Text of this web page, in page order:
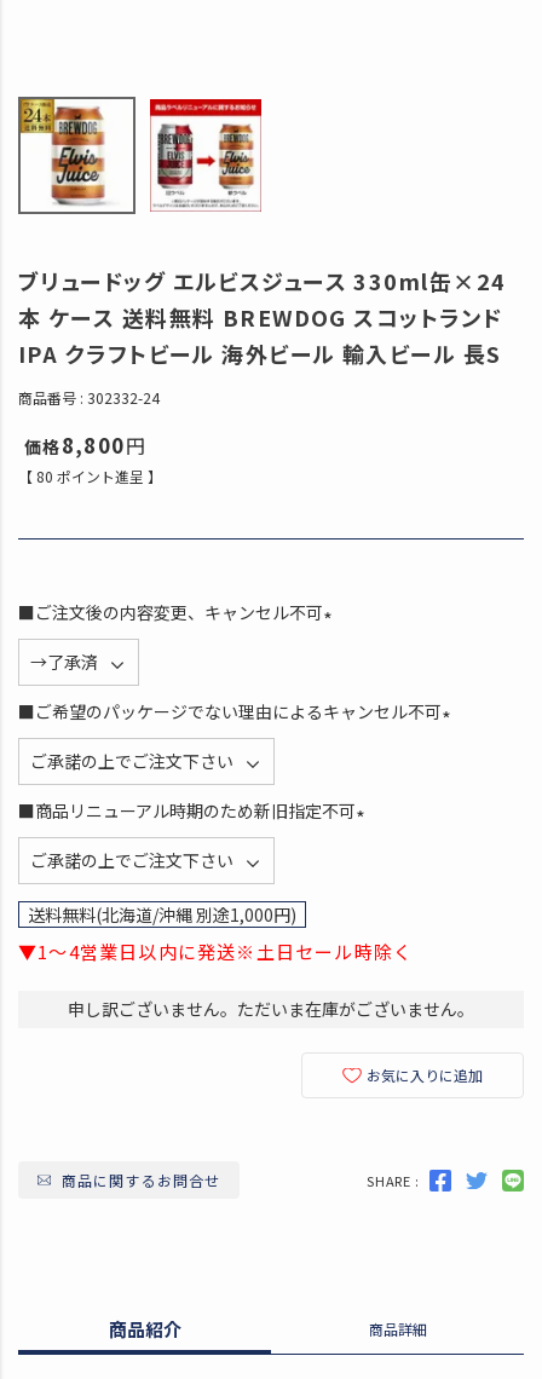
ブリュードッグ エルビスジュース 330ml缶×24
本 ケース 送料無料 BREWDOG スコットランド
IPA クラフトビール 海外ビール 輸入ビール 長S
商品番号 302332-24
8,800
【 80 ポイント進呈 】
■ご注文後の内容変更、キャンセル不可
須
■ご希望のパッケージでない理由によるキャンセル不可
■商品リニューアル時期のため新旧指定不可
送料無料(北海道/沖縄 別途1,000円)
▼1～4営業日以内に発送※土日セール時除く
申し訳ございません。ただいま在庫がございません。
お気に入りに追加
商品に関するお問合せ SHARE :
商品紹介 商品詳細